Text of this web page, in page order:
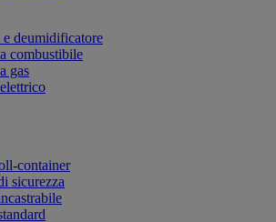
deumidificatore
combustibile
gas
container
sicurezza